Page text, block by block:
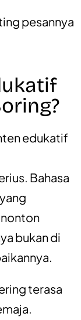
pesannya
edukatif
Bahasa
bukan di
terasa